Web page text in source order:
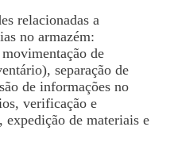
relacionadas a
no armazém:
de
separação de
de informações no
verificação e
expedição de materiais e